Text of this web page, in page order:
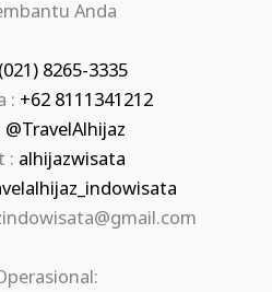
Anda
(021) 8265-3335
: +62 8111341212
@TravelAlhijaz
: alhijazwisata